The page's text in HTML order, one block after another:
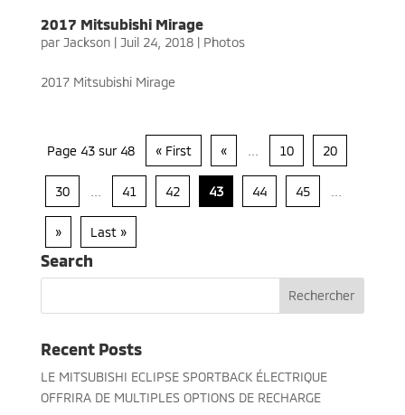
2017 Mitsubishi Mirage
par Jackson| Juil 24, 2018| Photos
2017 Mitsubishi Mirage
Page 43 sur 48 « First « 10 20
30 41 42 43 44 45
» Last »
Search
Recent Posts
LE MITSUBISHI ECLIPSE SPORTBACK ÉLECTRIQUE
OFFRIRA DE MULTIPLES OPTIONS DE RECHARGE